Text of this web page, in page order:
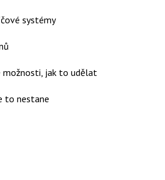
systémy
možnosti, jak to udělat
to nestane